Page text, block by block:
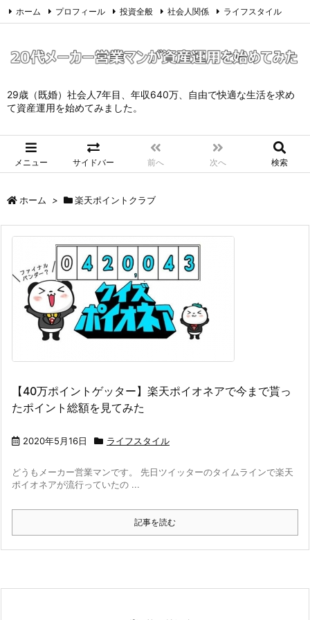
29歳（既婚）社会人7年目、年収640万、自由で快適な生活を求め
て資産運用を始めてみました。
メニュー サイドバー 前へ 次へ 検索
ホーム プロフィール 投資全般 社会人関係 ライフスタイル
Feedly
ホーム > 楽天ポイントクラブ
【40万ポイントゲッター】楽天ポイオネアで今まで貰っ
たポイント総額を見てみた
2020年5月16日 ライフスタイル
どうもメーカー営業マンです。 先日ツイッターのタイムラインで楽天
ポイオネアが流行っていたの ...
記事を読む